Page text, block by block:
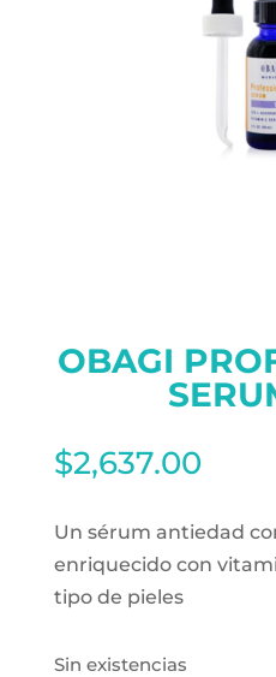
OBAGI
$2,637.00
Un sérum antiedad
enriquecido con
tipo de pieles
Sin existencias